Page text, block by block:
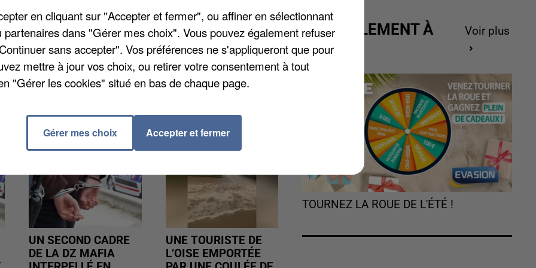
a été retrouvée hier dans l'Essonne. Une
elle avait fugué de son foyer pour mineurs en
appel à témoins que la police a pu la localiser.
UN SECOND CADRE
DE LA DZ MAFIA
UNE TOURISTE DE
L’OISE EMPORTÉE
ACTUELLEMENT À
GAGNER
Voir plus
TOURNEZ LA ROUE DE L'ÉTÉ !
en cliquant sur "Accepter et fermer", ou affiner en sélectionnant
partenaires dans "Gérer mes choix". Vous pouvez également refuser
sans accepter". Vos préférences ne s'appliqueront que pour
mettre à jour vos choix, ou retirer votre consentement à tout
"Gérer les cookies" situé en bas de chaque page.
Gérer mes choix Accepter et fermer